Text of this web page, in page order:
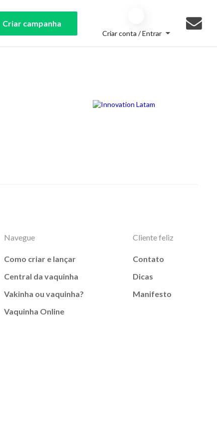
Criar campanha
Criar conta / Entrar
Navegue
Como criar e lançar
Central da vaquinha
Vakinha ou vaquinha?
Vaquinha Online
Cliente feliz
Contato
Dicas
Manifesto